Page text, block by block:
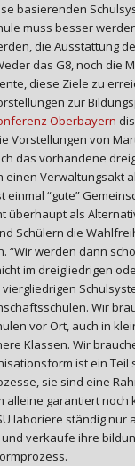
basierenden
muss besser
die Ausstattung
das G8, noch die
diese Ziele zu
zur
Oberbayern
Vorstellungen von
das vorhandene
einen Verwaltungsakt
einmal “gute”
überhaupt als
Schülern die
“Wir werden dann
im dreigliedrigen
Wir
vor Ort, auch in
Klassen. Wir
ist ein Teil
sie sind eine
alleine garantiert noch
laboriere ständig nur
verkaufe ihre